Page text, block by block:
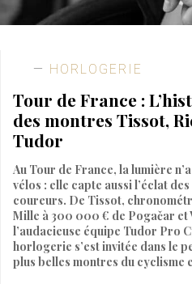
HORLOGERIE
Tour de France :
des montres Tissot,
Tudor
Au Tour de France, la lumière
vélos : elle capte aussi l’éclat
coureurs. De Tissot,
Mille à 300 000 € de Pogačar et
l’audacieuse équipe Tudor Pro
horlogerie s’est invitée dans le
plus belles montres du cyclisme